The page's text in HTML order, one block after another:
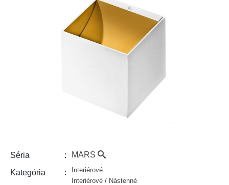
Séria MARS
Kategória
Interiérové
Interiérové / Nástenné